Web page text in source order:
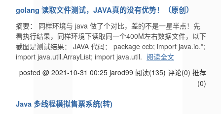
golang 读取文件测试，JAVA真的没有优势！（原创）
摘要： 同样环境与 java 做了个对比，差的不是一星半点！先
看执行结果，同样环境下读取同一个400M左右数据文件，以下
截图是测试结果： JAVA 代码： package ccb; import java.io.*;
import java.util.ArrayList; import java.util. 阅读全文
posted @ 2021-10-31 00:25 jarod99 阅读(135) 评论(0) 推荐
(0)
Java 多线程模拟售票系统(转)